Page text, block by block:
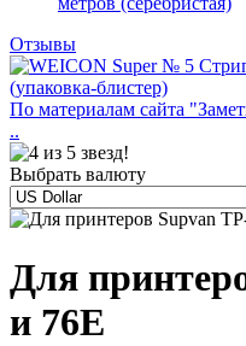
Отзывы
По материалам сайта
..
Выбрать валюту
Для
и 76E